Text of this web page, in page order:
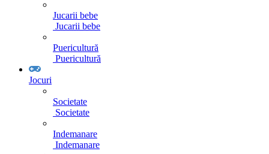
Jucarii bebe
Jucarii bebe
Puericultură
Puericultură
Jocuri
Societate
Societate
Indemanare
Indemanare